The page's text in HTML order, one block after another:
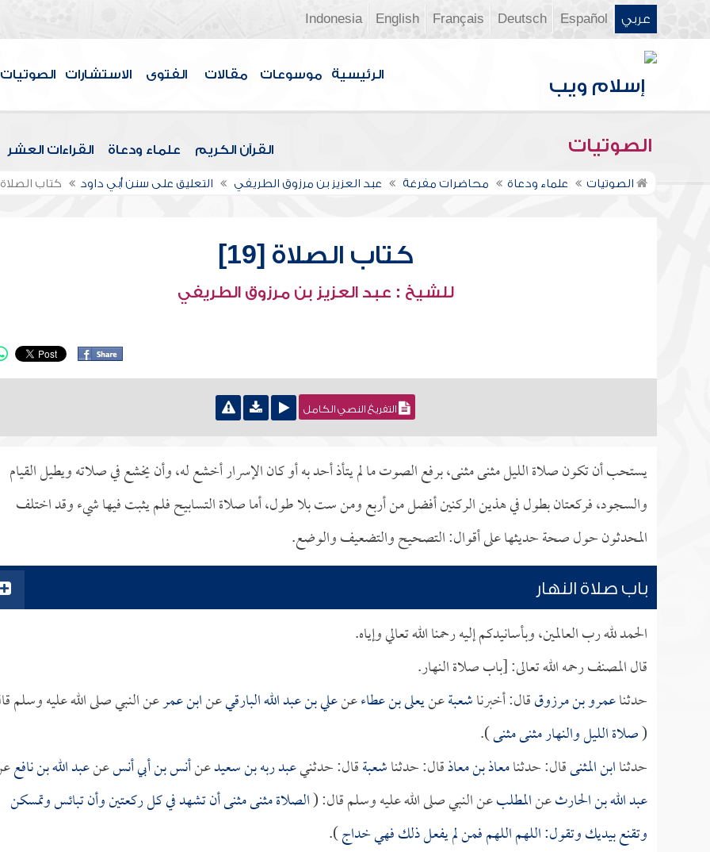
عربي Español
Deutsch
Français
English
Indonesia
الرئيسية موسوعات مقالات الفتوى الاستشارات الصوتيات
الصوتيات القرآن الكريم علماء ودعاة القراءات العشر
الصوتيات علماء ودعاة محاضرات مفرغة عبد العزيز بن مرزوق الطريفي التعليق على سنن أبي داود كتاب الصلاة
كتاب الصلاة [19]
للشيخ : عبد العزيز بن مرزوق الطريفي
التفريغ النصي الكامل
يستحب أن تكون صلاة الليل مثنى مثنى، برفع الصوت ما لم يتأذ أحد به أو كان الإسرار أخشع له، وأن يخشع في صلاته ويطيل القيام
والسجود، فركعتان بطول في هذين الركنين أفضل من أربع ومن ست بلا طول، أما صلاة التسابيح فلم يثبت فيها شيء وقد اختلف
المحدثون حول صحة حديثها على أقوال: التصحيح والتضعيف والوضع.
باب صلاة النهار
الحمد لله رب العالمين، وبأسانيدكم إليه رحمنا الله تعالي وإياه.
قال المصنف رحمه الله تعالى: [باب صلاة النهار.
حدثناعمرو بن مرزوققال: أخبرناشعبةعنيعلى بن عطاءعنعلي بن عبد الله البارقيعنابن عمرعن النبي صلى الله عليه وسلم
(صلاة الليل والنهار مثنى مثنى).
حدثناابن المثنىقال: حدثنامعاذ بن معاذقال: حدثناشعبةقال: حدثنيعبد ربه بن سعيدعنأنس بن أبي أنسعنعبد الله بن نافع
عبد الله بن الحارثعنالمطلبعن النبي صلى الله عليه وسلم قال: (الصلاة مثنى مثنى أن تشهد في كل ركعتين وأن تبائس وتمسكن
وتقنع بيديك وتقول: اللهم اللهم فمن لم يفعل ذلك فهي خداج).